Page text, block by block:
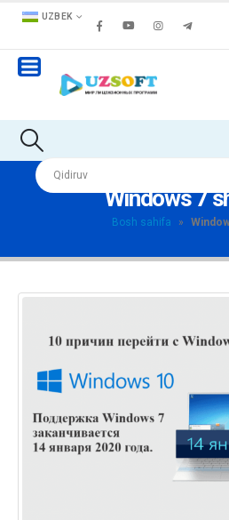
UZBEK
Windows 7
Bosh sahifa »